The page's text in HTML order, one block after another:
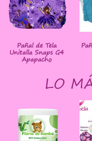
Pañal de Tela
Unitalla Snaps G4
Apapacho
LO